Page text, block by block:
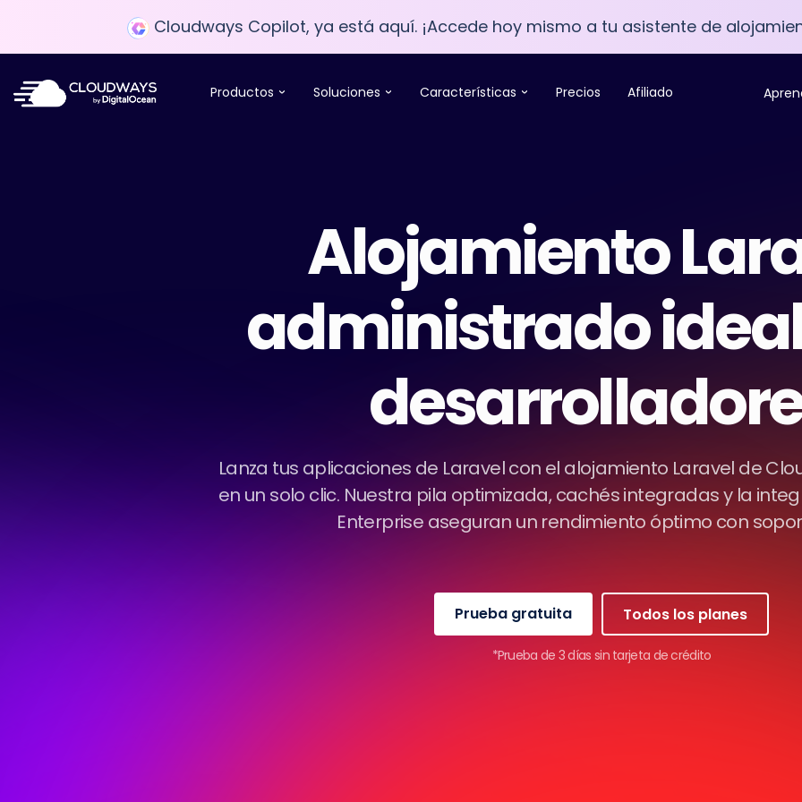
Cloudways Copilot, ya está aquí. ¡Accede hoy mismo a tu asistente de
Productos Soluciones Características Precios Afiliado
Alojamiento
administrado
Lanza tus aplicaciones de Laravel con el alojamiento Laravel de
en un solo clic. Nuestra pila optimizada, cachés integradas y la
Enterprise aseguran un rendimiento óptimo con
Prueba gratuita Todos los planes
*Prueba de 3 días sin tarjeta de crédito